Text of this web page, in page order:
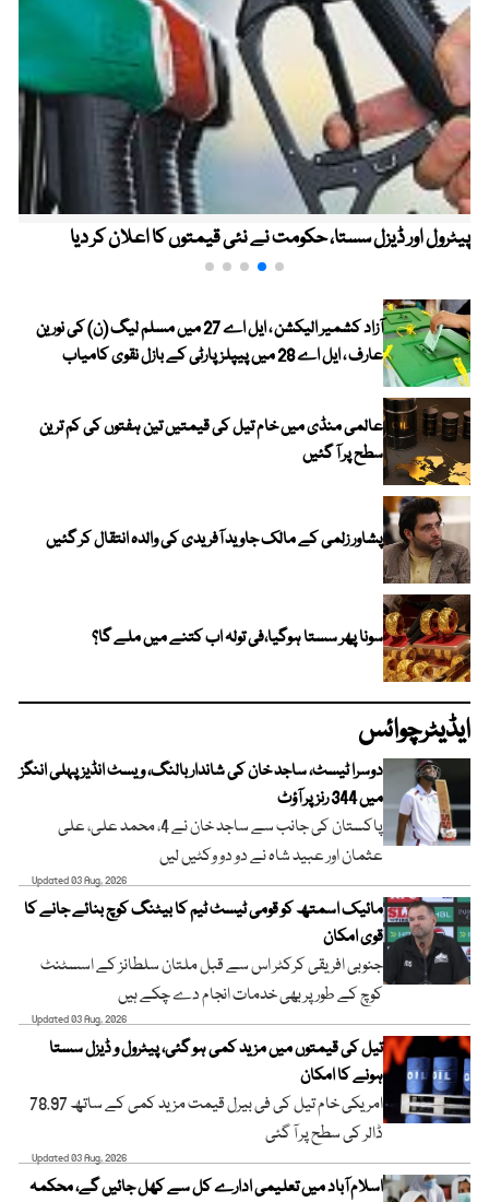
پیٹرول اور ڈیزل سستا، حکومت نے نئی قیمتوں کا اعلان کر دیا
آزاد کشمیر الیکشن ، ایل اے 27 میں مسلم لیگ (ن) کی نورین
عارف ، ایل اے 28 میں پیپلز پارٹی کے بازل نقوی کامیاب
عالمی منڈی میں خام تیل کی قیمتیں تین ہفتوں کی کم ترین
سطح پر آ گئیں
پشاور زلمی کے مالک جاوید آفریدی کی والدہ انتقال کر گئیں
سونا پھر سستا ہوگیا،فی تولہ اب کتنے میں ملے گا؟
ایڈیٹرچوائس
دوسرا ٹیسٹ، ساجد خان کی شاندار بالنگ، ویسٹ انڈیز پہلی اننگز
میں 344 رنز پر آؤٹ
پاکستان کی جانب سے ساجد خان نے 4، محمد علی، علی
عثمان اور عبید شاہ نے دو دو وکٹیں لیں
Updated 03 Aug, 2026
مائیک اسمتھ کو قومی ٹیسٹ ٹیم کا بیٹنگ کوچ بنائے جانے کا
قوی امکان
جنوبی افریقی کرکٹر اس سے قبل ملتان سلطانز کے اسسٹنٹ
کوچ کے طور پر بھی خدمات انجام دے چکے ہیں
Updated 03 Aug, 2026
تیل کی قیمتوں میں مزید کمی ہو گئی، پیٹرول و ڈیزل سستا
ہونے کا امکان
امریکی خام تیل کی فی بیرل قیمت مزید کمی کے ساتھ 78.97
ڈالر کی سطح پر آ گئی
Updated 03 Aug, 2026
اسلام آباد میں تعلیمی ادارے کل سے کھل جائیں گے، محکمہ